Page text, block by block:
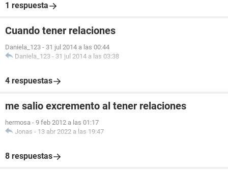
1 respuesta
Cuando tener relaciones
Daniela_123 - 31 jul 2014 a las 00:44
Daniela_123 - 31 jul 2014 a las 03:38
4 respuestas
me salio excremento al tener relaciones
hermosa - 9 feb 2012 a las 01:17
Jonas - 13 abr 2022 a las 19:47
8 respuestas